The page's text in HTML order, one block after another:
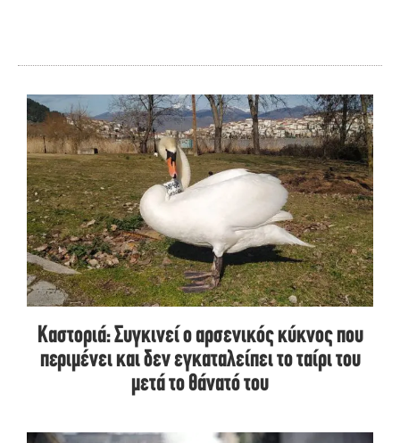
Καστοριά: Συγκινεί ο αρσενικός κύκνος που
περιμένει και δεν εγκαταλείπει το ταίρι του
μετά το θάνατό του